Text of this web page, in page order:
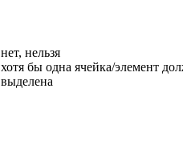
нет, нельзя
хотя бы одна ячейка/элемент
выделена